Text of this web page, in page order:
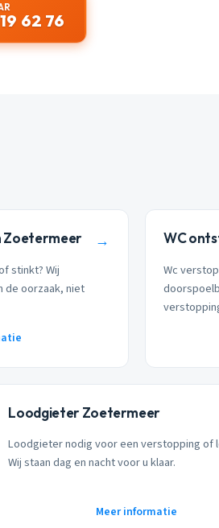
62 76
Zoetermeer →
stinkt? Wij
de oorzaak, niet
WC
Wc
Loodgieter Zoetermeer
Loodgieter nodig voor een verstopping of
Wij staan dag en nacht voor u klaar.
Meer informatie